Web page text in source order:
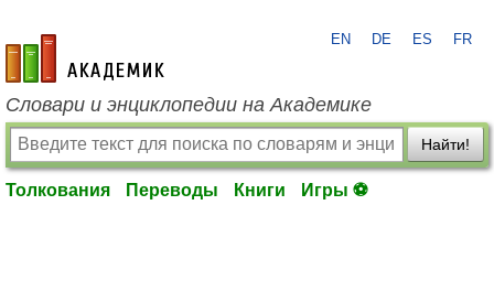
academic.ru
EN DE ES FR
Словари и энциклопедии на Академике
Найти!
Толкования Переводы Книги Игры ⚽